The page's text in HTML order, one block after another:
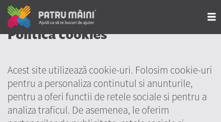
Politica cookies
Acest site utilizează cookie-uri. Folosim cookie-uri
pentru a personaliza continutul si anunturile,
pentru a oferi functii de retele sociale si pentru a
analiza traficul. De asemenea, le oferim